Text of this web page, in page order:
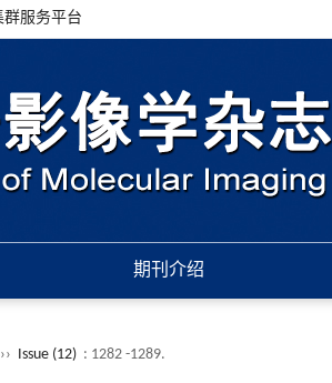
服务平台
期刊介绍
›› Issue (12) : 1282 -1289.